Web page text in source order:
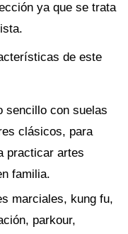
ya que se trata
de este
sencillo con suelas
clásicos, para
practicar artes
familia.
marciales, kung fu,
parkour,